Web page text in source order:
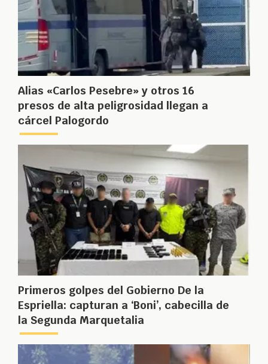
Alias «Carlos Pesebre» y otros 16
presos de alta peligrosidad llegan a
cárcel Palogordo
Primeros golpes del Gobierno De la
Espriella: capturan a ‘Boni’, cabecilla de
la Segunda Marquetalia